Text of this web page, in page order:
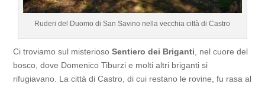
Ruderi del Duomo di San Savino nella vecchia città di Castro
Ci troviamo sul misteriosoSentiero dei Briganti , nel cuore del
bosco, dove Domenico Tiburzi e molti altri briganti si
rifugiavano. La città di Castro, di cui restano le rovine, fu rasa al